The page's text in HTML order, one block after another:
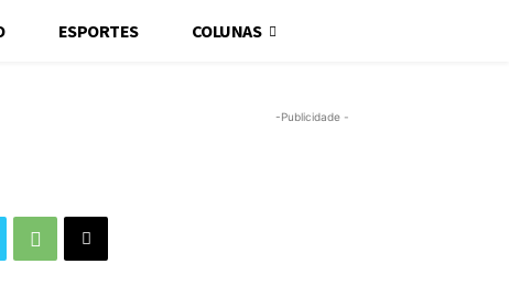
ESPORTES COLUNAS
-Publicidade -